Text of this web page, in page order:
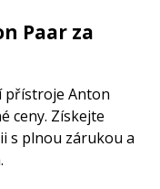
Paar za
přístroje Anton
ceny. Získejte
s plnou zárukou a